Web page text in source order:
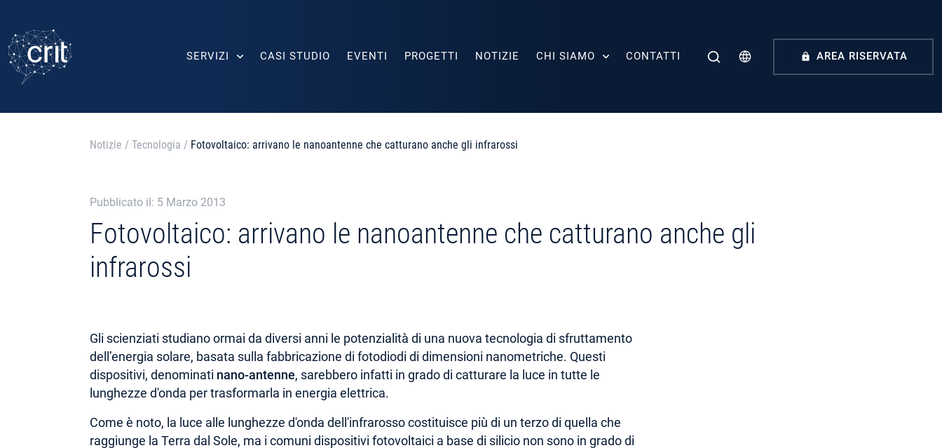
SERVIZI CASI STUDIO EVENTI PROGETTI NOTIZIE CHI SIAMO CONTATTI AREA RISERVATA
Notizie / Tecnologia / Fotovoltaico: arrivano le nanoantenne che catturano anche gli infrarossi
Pubblicato il: 5 Marzo 2013
Fotovoltaico: arrivano le nanoantenne che catturano anche gli
infrarossi
Gli scienziati studiano ormai da diversi anni le potenzialità di una nuova tecnologia di sfruttamento
dell’energia solare, basata sulla fabbricazione di fotodiodi di dimensioni nanometriche. Questi
dispositivi, denominati nano-antenne, sarebbero infatti in grado di catturare la luce in tutte le
lunghezze d'onda per trasformarla in energia elettrica.
Come è noto, la luce alle lunghezze d'onda dell'infrarosso costituisce più di un terzo di quella che
raggiunge la Terra dal Sole, ma i comuni dispositivi fotovoltaici a base di silicio non sono in grado di